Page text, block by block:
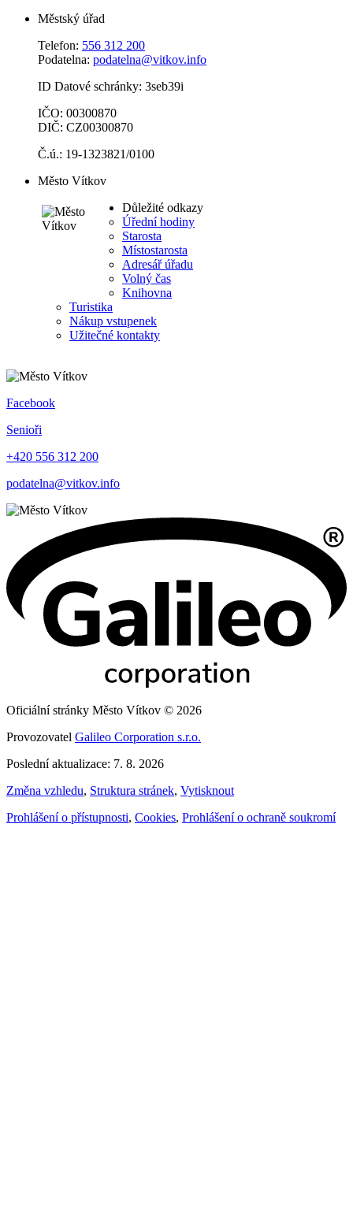
Městský úřad
Telefon: 556 312 200
Podatelna: podatelna@vitkov.info
ID Datové schránky: 3seb39i
IČO: 00300870
DIČ: CZ00300870
Č.ú.: 19-1323821/0100
Město Vítkov
Důležité odkazy
Úřední hodiny
Starosta
Místostarosta
Adresář úřadu
Volný čas
Knihovna
Turistika
Nákup vstupenek
Užitečné kontakty
Facebook
Senioři
+420 556 312 200
podatelna@vitkov.info
Oficiální stránky Město Vítkov © 2026
Provozovatel Galileo Corporation s.r.o.
Poslední aktualizace: 7. 8. 2026
Změna vzhledu, Struktura stránek, Vytisknout
Prohlášení o přístupnosti, Cookies, Prohlášení o ochraně soukromí